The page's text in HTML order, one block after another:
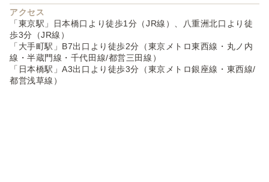
アクセス
「東京駅」日本橋口より徒歩1分（JR線）、八重洲北口より徒
歩3分（JR線）
「大手町駅」B7出口より徒歩2分（東京メトロ東西線・丸ノ内
線・半蔵門線・千代田線/都営三田線）
「日本橋駅」A3出口より徒歩3分（東京メトロ銀座線・東西線/
都営浅草線）